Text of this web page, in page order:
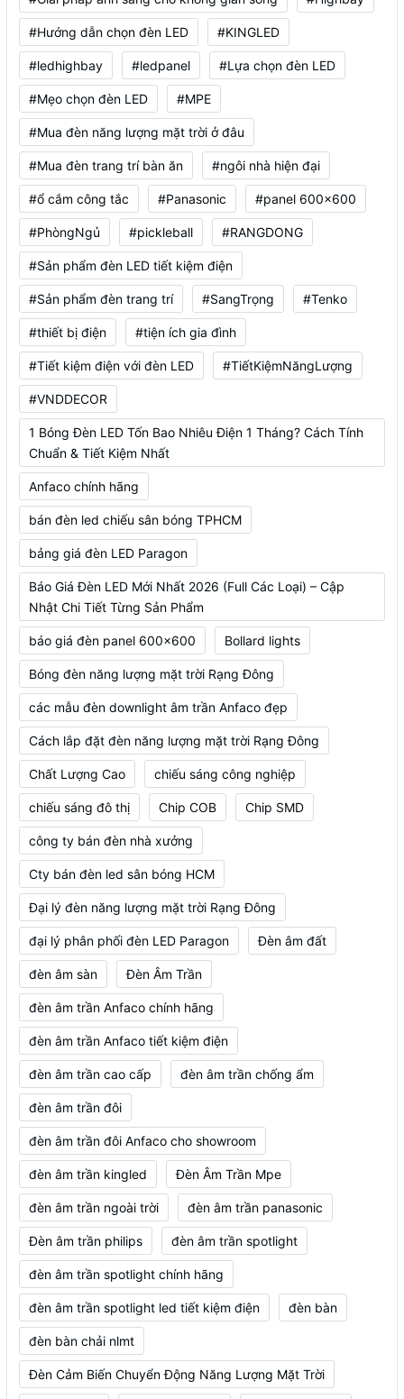
#Hướng dẫn chọn đèn LED #KINGLED
#ledhighbay #ledpanel #Lựa chọn đèn LED
#Mẹo chọn đèn LED #MPE
#Mua đèn năng lượng mặt trời ở đâu
#Mua đèn trang trí bàn ăn #ngôi nhà hiện đại
#ổ cắm công tắc #Panasonic #panel 600x600
#PhòngNgủ #pickleball #RANGDONG
#Sản phẩm đèn LED tiết kiệm điện
#Sản phẩm đèn trang trí #SangTrọng #Tenko
#thiết bị điện #tiện ích gia đình
#Tiết kiệm điện với đèn LED #TiếtKiệmNăngLượng
#VNDDECOR
1 Bóng Đèn LED Tốn Bao Nhiêu Điện 1 Tháng? Cách Tính
Chuẩn & Tiết Kiệm Nhất
Anfaco chính hãng
bán đèn led chiếu sân bóng TPHCM
bảng giá đèn LED Paragon
Báo Giá Đèn LED Mới Nhất 2026 (Full Các Loại) – Cập
Nhật Chi Tiết Từng Sản Phẩm
báo giá đèn panel 600x600 Bollard lights
Bóng đèn năng lượng mặt trời Rạng Đông
các mẫu đèn downlight âm trần Anfaco đẹp
Cách lắp đặt đèn năng lượng mặt trời Rạng Đông
Chất Lượng Cao chiếu sáng công nghiệp
chiếu sáng đô thị Chip COB Chip SMD
công ty bán đèn nhà xưởng
Cty bán đèn led sân bóng HCM
Đại lý đèn năng lượng mặt trời Rạng Đông
đại lý phân phối đèn LED Paragon Đèn âm đất
đèn âm sàn Đèn Âm Trần
đèn âm trần Anfaco chính hãng
đèn âm trần Anfaco tiết kiệm điện
đèn âm trần cao cấp đèn âm trần chống ẩm
đèn âm trần đôi
đèn âm trần đôi Anfaco cho showroom
đèn âm trần kingled Đèn Âm Trần Mpe
đèn âm trần ngoài trời đèn âm trần panasonic
Đèn âm trần philips đèn âm trần spotlight
đèn âm trần spotlight chính hãng
đèn âm trần spotlight led tiết kiệm điện đèn bàn
đèn bàn chải nlmt
Đèn Cảm Biến Chuyển Động Năng Lượng Mặt Trời